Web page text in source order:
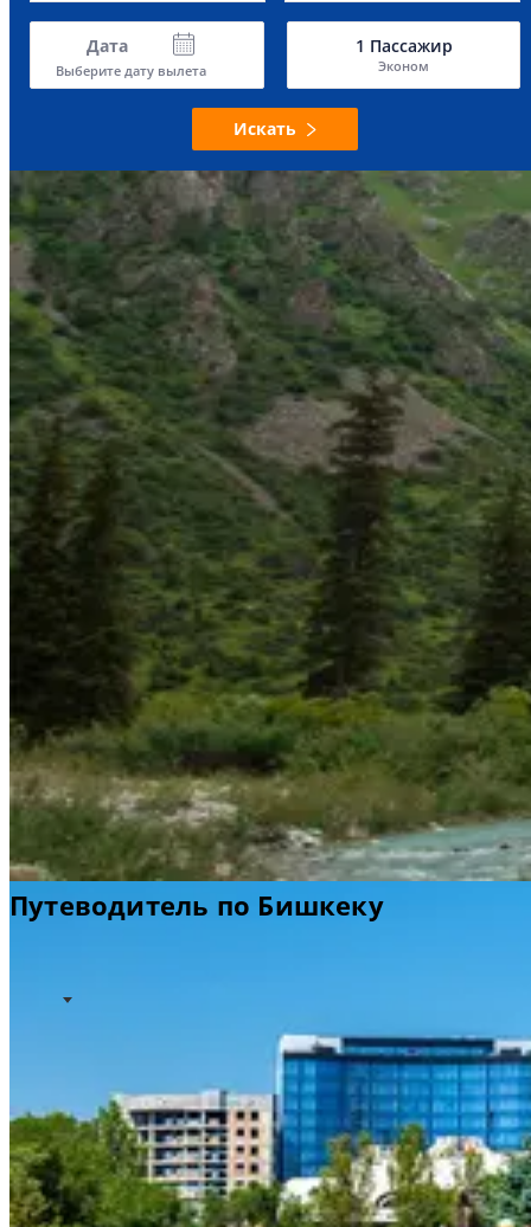
Дата
Выберите дату вылета
1 Пассажир
Эконом
Искать
Путеводитель по Бишкеку
Полезная информация
Информация об аэропорте
Добро пожаловать в Бишкек
Бишкек, некогда служивший местом стоянки караванов
на Великом шелковом пути, сегодня является столицей
и финансовым центром Киргизии. Город расположен в
предгорье заснеженных вершин Тянь-Шаньского
хребта.